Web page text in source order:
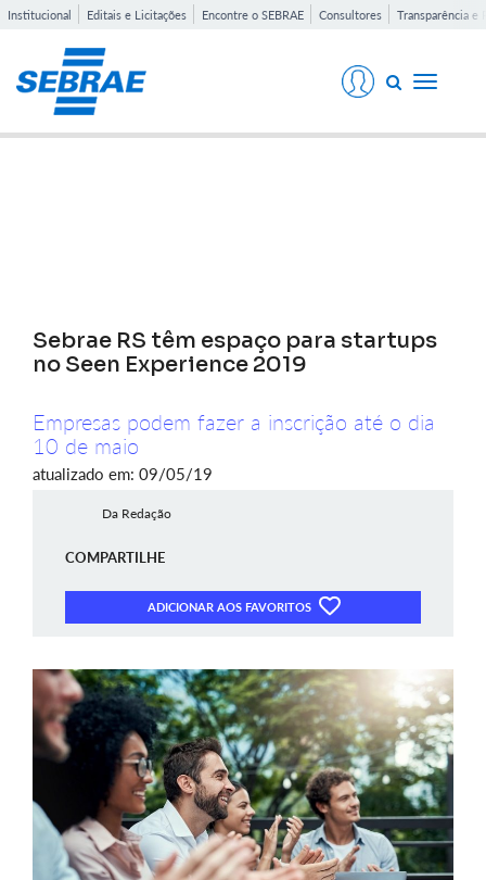
Institucional Editais e Licitações Encontre o SEBRAE Consultores Transparência e
Toggle
Sebrae RS têm espaço para startups
no Seen Experience 2019
Empresas podem fazer a inscrição até o dia
10 de maio
atualizado em: 09/05/19
Da Redação
COMPARTILHE
ADICIONAR AOS FAVORITOS